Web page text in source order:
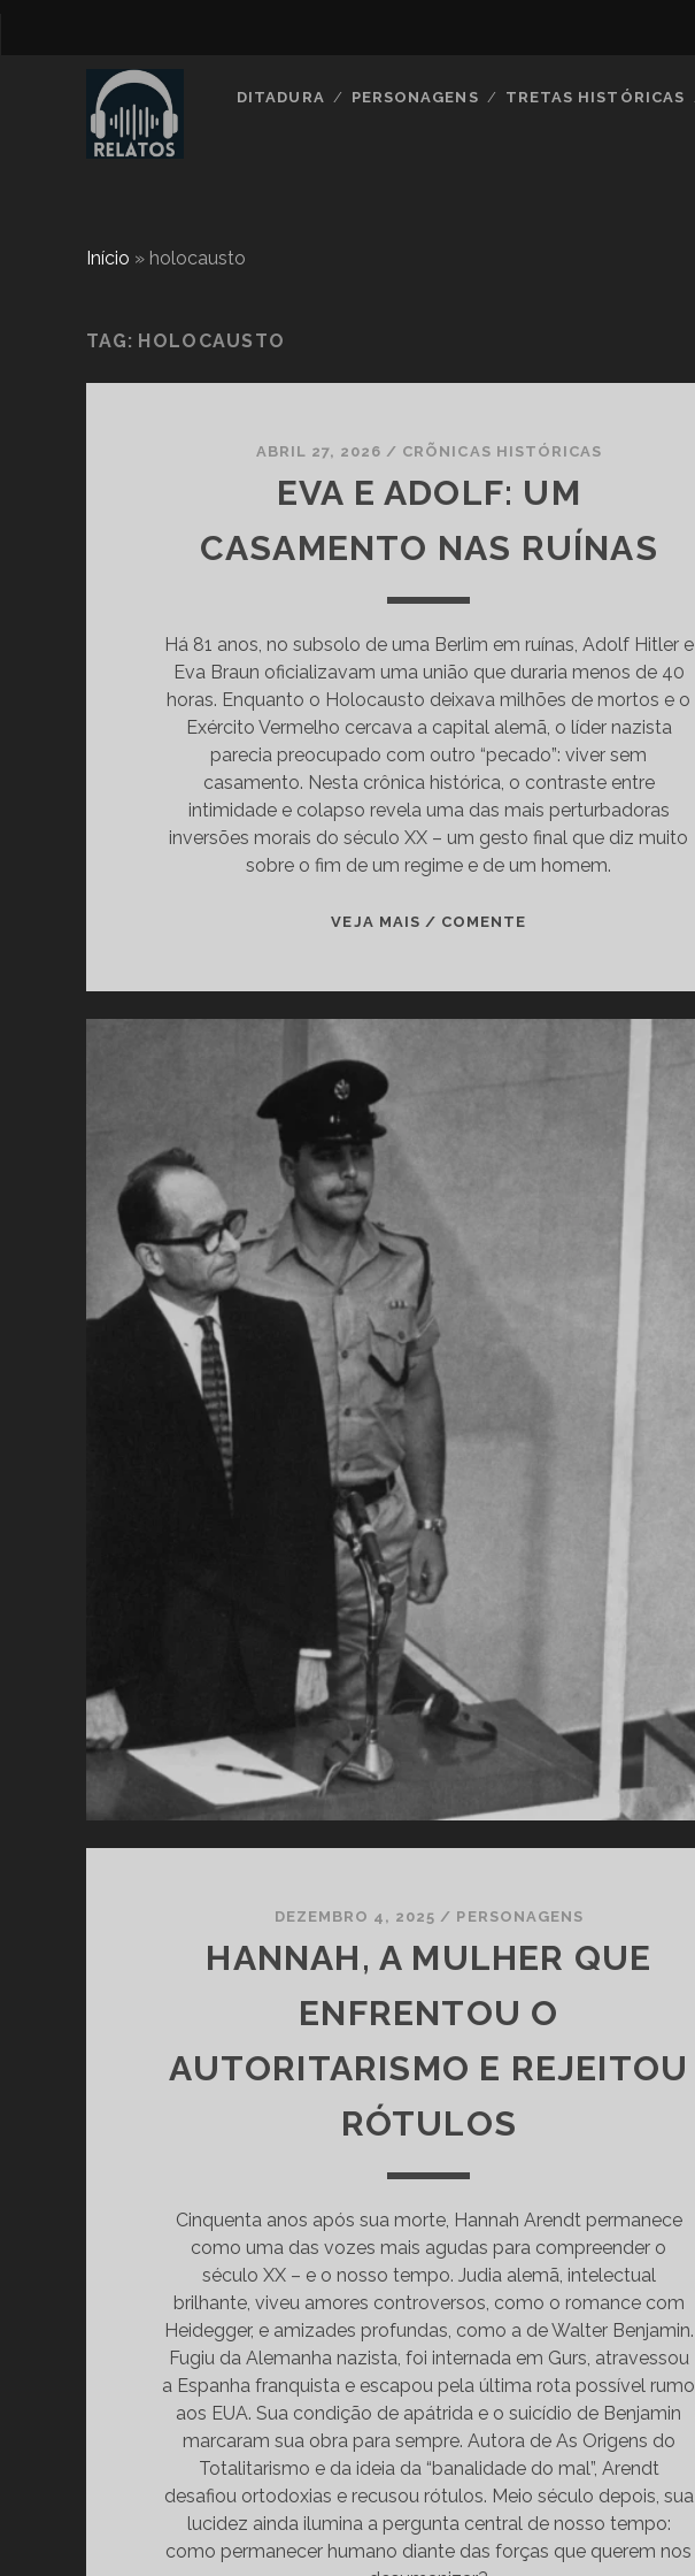
DITADURA PERSONAGENS TRETAS HISTÓRICAS
Início » holocausto
TAG: HOLOCAUSTO
ABRIL 27, 2026 / CRÕNICAS HISTÓRICAS
EVA E ADOLF: UM
CASAMENTO NAS RUÍNAS
Há 81 anos, no subsolo de uma Berlim em ruínas, Adolf Hitler e
Eva Braun oficializavam uma união que duraria menos de 40
horas. Enquanto o Holocausto deixava milhões de mortos e o
Exército Vermelho cercava a capital alemã, o líder nazista
parecia preocupado com outro “pecado”: viver sem
casamento. Nesta crônica histórica, o contraste entre
intimidade e colapso revela uma das mais perturbadoras
inversões morais do século XX – um gesto final que diz muito
sobre o fim de um regime e de um homem.
VEJA MAIS / COMENTE
RUÍNAS
DEZEMBRO 4, 2025 / PERSONAGENS
HANNAH, A MULHER QUE
ENFRENTOU O
AUTORITARISMO E REJEITOU
RÓTULOS
Cinquenta anos após sua morte, Hannah Arendt permanece
como uma das vozes mais agudas para compreender o
século XX – e o nosso tempo. Judia alemã, intelectual
brilhante, viveu amores controversos, como o romance com
Heidegger, e amizades profundas, como a de Walter Benjamin.
Fugiu da Alemanha nazista, foi internada em Gurs, atravessou
a Espanha franquista e escapou pela última rota possível rumo
aos EUA. Sua condição de apátrida e o suicídio de Benjamin
marcaram sua obra para sempre. Autora de As Origens do
Totalitarismo e da ideia da “banalidade do mal”, Arendt
desafiou ortodoxias e recusou rótulos. Meio século depois, sua
lucidez ainda ilumina a pergunta central de nosso tempo:
como permanecer humano diante das forças que querem nos